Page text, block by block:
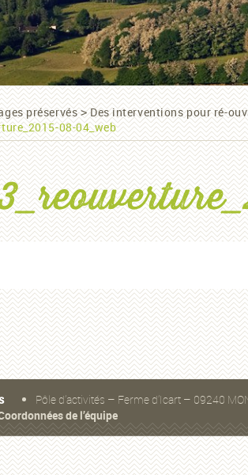
préservés > Des interventions pour ré-
08-04_web
Pôle d’activités – Ferme d’Icart – 09240
de l’équipe
Partenaires